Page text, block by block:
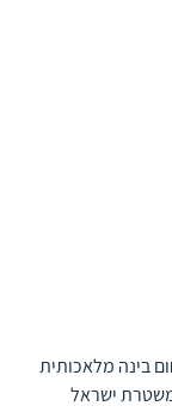
בינה מלאכותית
ישראל